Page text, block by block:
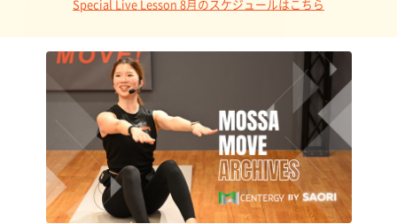
Special Live Lesson 8月のスケジュールはこちら